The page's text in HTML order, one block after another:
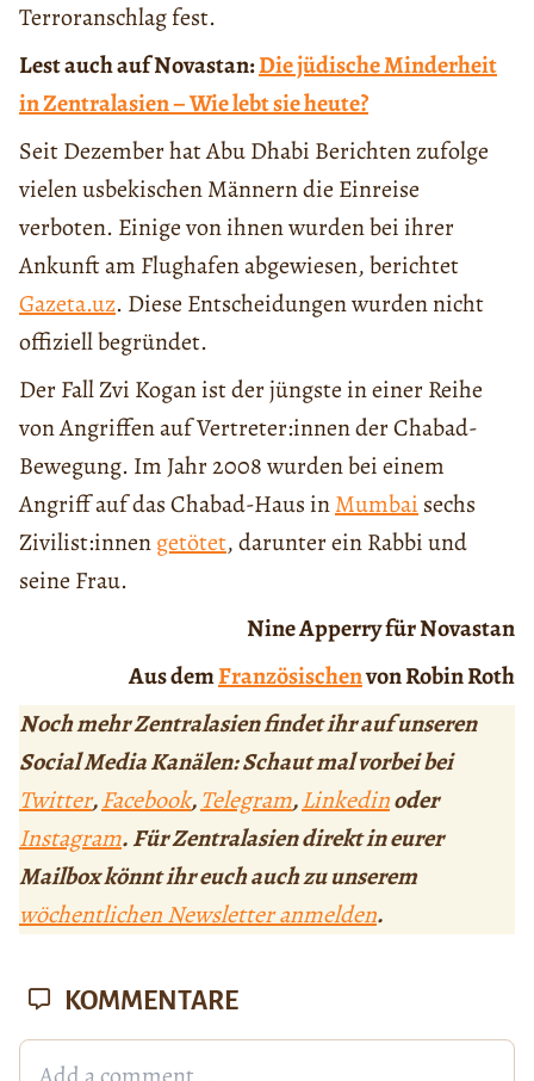
Terroranschlag fest.
Lest auch auf Novastan:Die jüdische Minderheit
in Zentralasien – Wie lebt sie heute?
Seit Dezember hat Abu Dhabi Berichten zufolge
vielen usbekischen Männern die Einreise
verboten. Einige von ihnen wurden bei ihrer
Ankunft am Flughafen abgewiesen, berichtet
Gazeta.uz. Diese Entscheidungen wurden nicht
offiziell begründet.
Der Fall Zvi Kogan ist der jüngste in einer Reihe
von Angriffen auf Vertreter:innen der Chabad-
Bewegung. Im Jahr 2008 wurden bei einem
Angriff auf das Chabad-Haus inMumbai sechs
Zivilist:innengetötet, darunter ein Rabbi und
seine Frau.
Nine Apperry für Novastan
Aus demFranzösischenvon Robin Roth
Noch mehr Zentralasien findet ihr auf unseren
Social Media Kanälen: Schaut mal vorbei bei
Twitter,Facebook,Telegram,Linkedinoder
Instagram. Für Zentralasien direkt in eurer
Mailbox könnt ihr euch auch zu unserem
wöchentlichen Newsletter anmelden.
KOMMENTARE